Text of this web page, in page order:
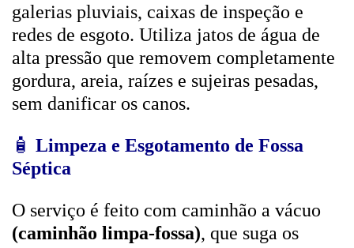
galerias pluviais, caixas de inspeção e
redes de esgoto. Utiliza jatos de água de
alta pressão que removem completamente
gordura, areia, raízes e sujeiras pesadas,
sem danificar os canos.
🧴 Limpeza e Esgotamento de Fossa
Séptica
O serviço é feito com caminhão a vácuo
(caminhão limpa-fossa), que suga os